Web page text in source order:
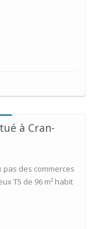
à Cran-
des commerces
T5 de 96 m² habit